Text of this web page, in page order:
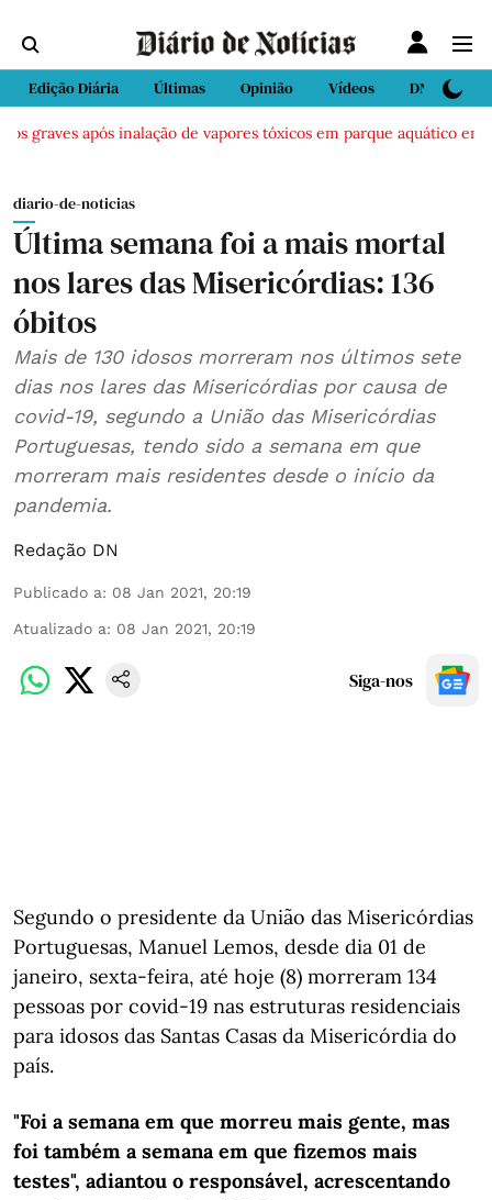
Edição Diária Últimas Opinião Vídeos DN Sport
graves após inalação de vapores tóxicos em parque aquático em
diario-de-noticias
Última semana foi a mais mortal
nos lares das Misericórdias: 136
óbitos
Mais de 130 idosos morreram nos últimos sete
dias nos lares das Misericórdias por causa de
covid-19, segundo a União das Misericórdias
Portuguesas, tendo sido a semana em que
morreram mais residentes desde o início da
pandemia.
Redação DN
Publicado a: 08 Jan 2021, 20:19
Atualizado a: 08 Jan 2021, 20:19
Siga-nos
Segundo o presidente da União das Misericórdias
Portuguesas, Manuel Lemos, desde dia 01 de
janeiro, sexta-feira, até hoje (8) morreram 134
pessoas por covid-19 nas estruturas residenciais
para idosos das Santas Casas da Misericórdia do
país.
"Foi a semana em que morreu mais gente, mas
foi também a semana em que fizemos mais
testes", adiantou o responsável, acrescentando